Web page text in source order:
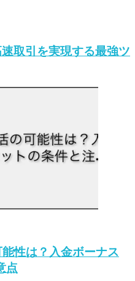
取引を実現する最強ツ
性は？入金ボーナス
点